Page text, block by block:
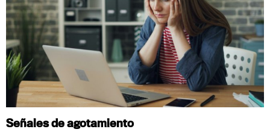
Señales de agotamiento